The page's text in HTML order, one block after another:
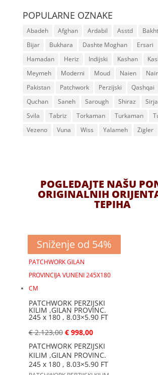
POPULARNE OZNAKE
Abadeh Afghan Ardabil Asstd
Bijar
Bukhara Dashte Moghan Ersari
Hamadan
Heriz Indijski Kashan
Meymeh
Moderni Moud Naien
Pakistan
Patchwork Perzijski Qashqai
Quchan
Saneh Sarough Shiraz
Svila
Tabriz Torkaman Turkaman
Vezeno
Vuna Wiss Yalameh Zigler
POGLEDAJTE NAŠU
ORIGINALNIH
TEPIHA
Sniženje od 53%
PATCHWORK PERZIJSKI
KILIM ,GILAN PROVINC.
245 x 180 , 8.03×5.90 FT
€2.123,00 €998,00
PATCHWORK PERZIJSKI
KILIM ,GILAN PROVINC.
245 x 180 , 8.03×5.90 FT
Sniženje od 53%
Sniženje od 67%
Sniženje od 23%
Sniženje od 55%
Sniženje od 75%
Sniženje od 35%
Sniženje od 50%
Sniženje od 54%